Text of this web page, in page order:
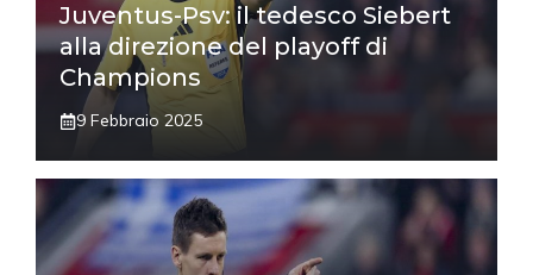
Juventus-Psv: il tedesco Siebert
alla direzione del playoff di
Champions
9 Febbraio 2025